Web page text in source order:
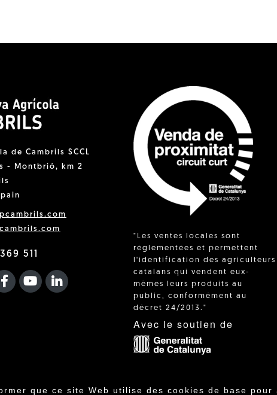
que ce site Web utilise des cookies de base
de Cambrils SCCL
- Montbrió, km 2
511
TWITTER
FACEBOOK F
YOUTUBEFA LINKEDIN IN
"Les ventes locales sont
réglementées et permettent
l'identification des agriculteurs
catalans qui vendent eux-
mêmes leurs produits au
public, conformément au
décret 24/2013."
Avec le soutien de